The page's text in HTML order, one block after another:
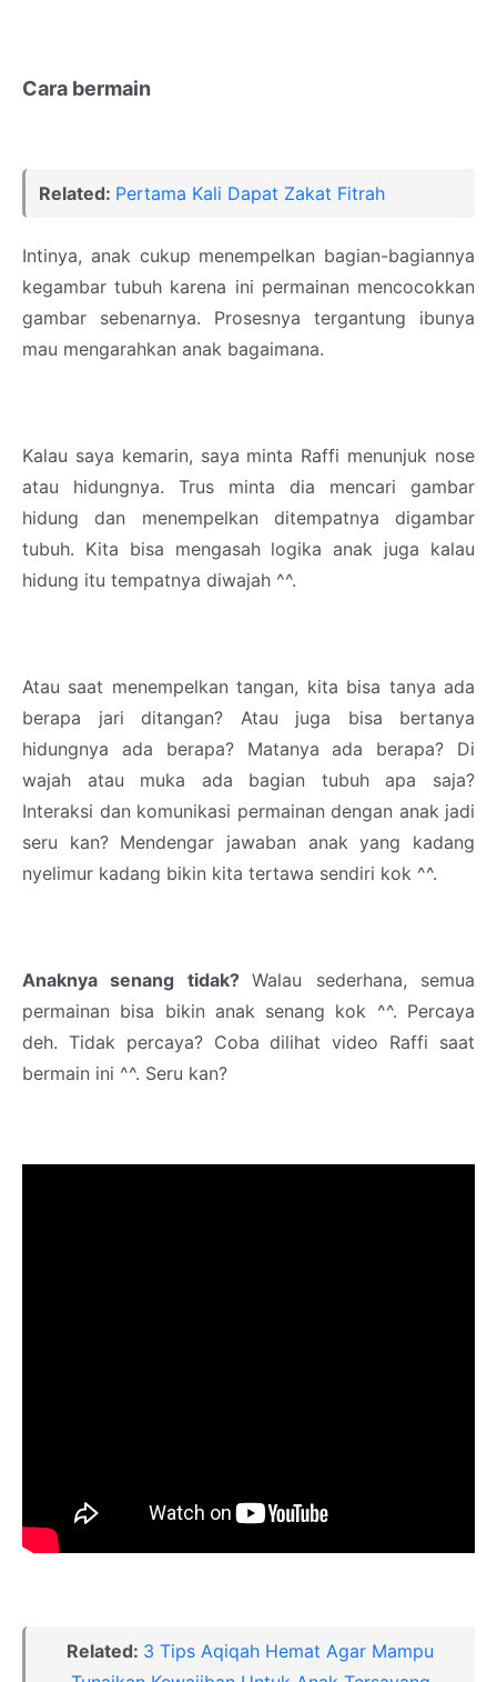
Cara bermain
Related: Pertama Kali Dapat Zakat Fitrah
Intinya, anak cukup menempelkan bagian-bagiannya
kegambar tubuh karena ini permainan mencocokkan
gambar sebenarnya. Prosesnya tergantung ibunya
mau mengarahkan anak bagaimana.
Kalau saya kemarin, saya minta Raffi menunjuk nose
atau hidungnya. Trus minta dia mencari gambar
hidung dan menempelkan ditempatnya digambar
tubuh. Kita bisa mengasah logika anak juga kalau
hidung itu tempatnya diwajah ^^.
Atau saat menempelkan tangan, kita bisa tanya ada
berapa jari ditangan? Atau juga bisa bertanya
hidungnya ada berapa? Matanya ada berapa? Di
wajah atau muka ada bagian tubuh apa saja?
Interaksi dan komunikasi permainan dengan anak jadi
seru kan? Mendengar jawaban anak yang kadang
nyelimur kadang bikin kita tertawa sendiri kok ^^.
Anaknya senang tidak?Walau sederhana, semua
permainan bisa bikin anak senang kok ^^. Percaya
deh. Tidak percaya? Coba dilihat video Raffi saat
bermain ini ^^. Seru kan?
Related: 3 Tips Aqiqah Hemat Agar Mampu